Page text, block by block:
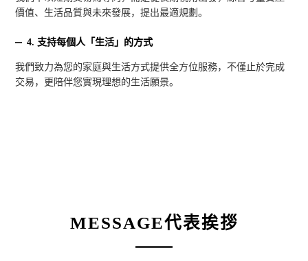
價值、生活品質與未來發展，​提出最適規劃。​​
4. 支持每個人「生活」的方式
我們致力為您的家庭與生活方式提供全方位服務，不僅止於完成
交易，更陪伴您實現理想的生活願景。
MESSAGE代表挨拶